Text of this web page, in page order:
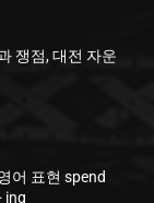
쟁점, 대전 자운
어 표현 spend
ing